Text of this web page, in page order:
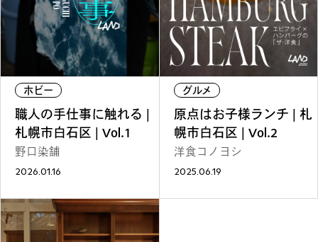
ショッピング トラベル
REGULARS
連載一覧
#健康LAND
ホビー
職人の手仕事に触れる |
札幌市白石区 | Vol.1
野口染舗
2026.01.16
グルメ
原点はお子様ランチ | 札
幌市白石区 | Vol.2
洋食コノヨシ
2025.06.19